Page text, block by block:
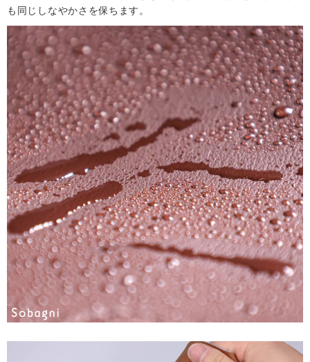
も同じしなやかさを保ちます。